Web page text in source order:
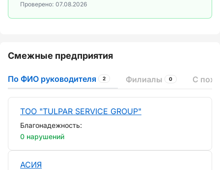
Проверено: 07.08.2026
Смежные предприятия
По ФИО руководителя 2 Филиалы 0 С
ТОО "TULPAR SERVICE GROUP"
Благонадежность:
0 нарушений
АСИЯ